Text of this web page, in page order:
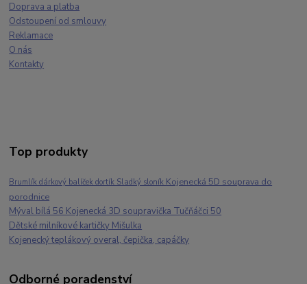
Doprava a platba
Odstoupení od smlouvy
Reklamace
O nás
Kontakty
Top produkty
Brumlík dárkový balíček dortík Sladký sloník Kojenecká 5D souprava do
porodnice
Mýval bílá 56 Kojenecká 3D soupravička Tučňáčci 50
Dětské milníkové kartičky Mišulka
Kojenecký teplákový overal, čepička, capáčky
Odborné poradenství